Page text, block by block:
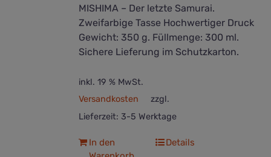
MISHIMA – Der letzte Samurai.
Zweifarbige Tasse Hochwertiger Druck
Gewicht: 350 g. Füllmenge: 300 ml.
Sichere Lieferung im Schutzkarton.
inkl. 19 % MwSt.
zzgl.
Versandkosten
Lieferzeit: 3-5 Werktage
In den
Details